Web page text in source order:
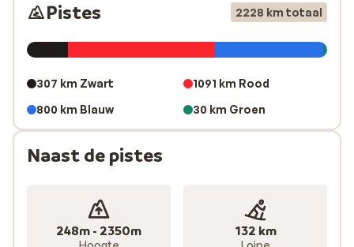
Pistes 2228 km totaal
307 km Zwart
1091 km Rood
800 km Blauw
30 km Groen
Naast de pistes
248m - 2350m 132 km